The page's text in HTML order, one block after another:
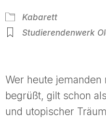
Kabarett
Studierendenwerk
Wer heute jemanden
begrüßt, gilt schon
und utopischer